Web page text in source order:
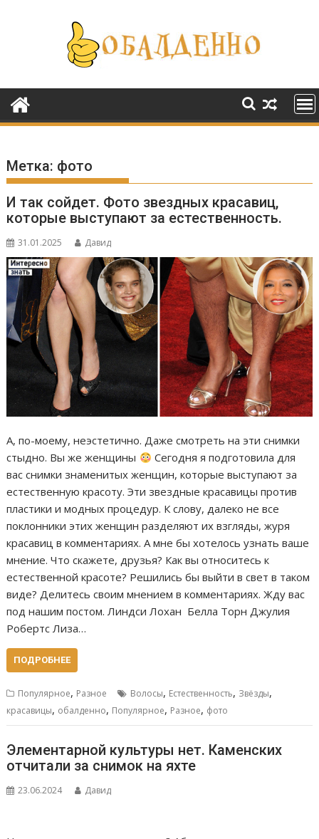
содержимому
Метка: фото
И так сойдет. Фото звездных красавиц,
которые выступают за естественность.
31.01.2025 Давид
А, по-моему, неэстетично. Даже смотреть на эти снимки
стыдно. Вы же женщины
Сегодня я подготовила для
вас снимки знаменитых женщин, которые выступают за
естественную красоту. Эти звездные красавицы против
пластики и модных процедур. К слову, далеко не все
поклонники этих женщин разделяют их взгляды, журя
красавиц в комментариях. А мне бы хотелось узнать ваше
мнение. Что скажете, друзья? Как вы относитесь к
естественной красоте? Решились бы выйти в свет в таком
виде? Делитесь своим мнением в комментариях. Жду вас
под нашим постом. Линдси Лохан Белла Торн Джулия
Робертс Лиза…
ПОДРОБНЕЕ
Популярное, Разное Волосы, Естественность, Звёзды,
красавицы, обалденно, Популярное, Разное, фото
Элементарной культуры нет. Каменских
отчитали за снимок на яхте
23.06.2024 Давид